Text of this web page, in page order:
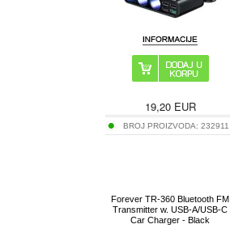
19,20EUR
BROJ PROIZVODA:232911
Forever TR-360 Bluetooth FM
Transmitter w. USB-A/USB-C
Car Charger - Black